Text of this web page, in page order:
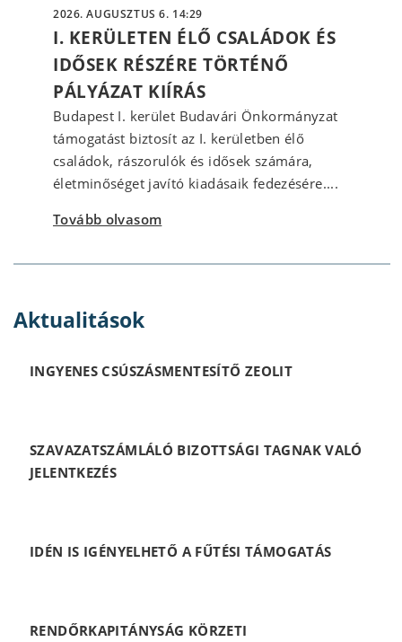
2026. AUGUSZTUS 6. 14:29
I. KERÜLETEN ÉLŐ CSALÁDOK ÉS
IDŐSEK RÉSZÉRE TÖRTÉNŐ
PÁLYÁZAT KIÍRÁS
Budapest I. kerület Budavári Önkormányzat
támogatást biztosít az I. kerületben élő
családok, rászorulók és idősek számára,
életminőséget javító kiadásaik fedezésére....
Tovább olvasom
Aktualitások
INGYENES CSÚSZÁSMENTESÍTŐ ZEOLIT
SZAVAZATSZÁMLÁLÓ BIZOTTSÁGI TAGNAK VALÓ
JELENTKEZÉS
IDÉN IS IGÉNYELHETŐ A FŰTÉSI TÁMOGATÁS
RENDŐRKAPITÁNYSÁG KÖRZETI